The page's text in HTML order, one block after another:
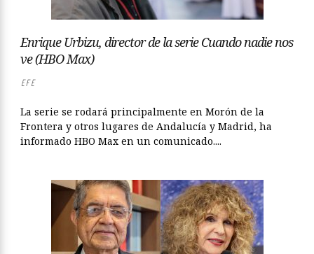
Enrique Urbizu, director de la serie Cuando nadie nos
ve (HBO Max)
EFE
La serie se rodará principalmente en Morón de la
Frontera y otros lugares de Andalucía y Madrid, ha
informado HBO Max en un comunicado....